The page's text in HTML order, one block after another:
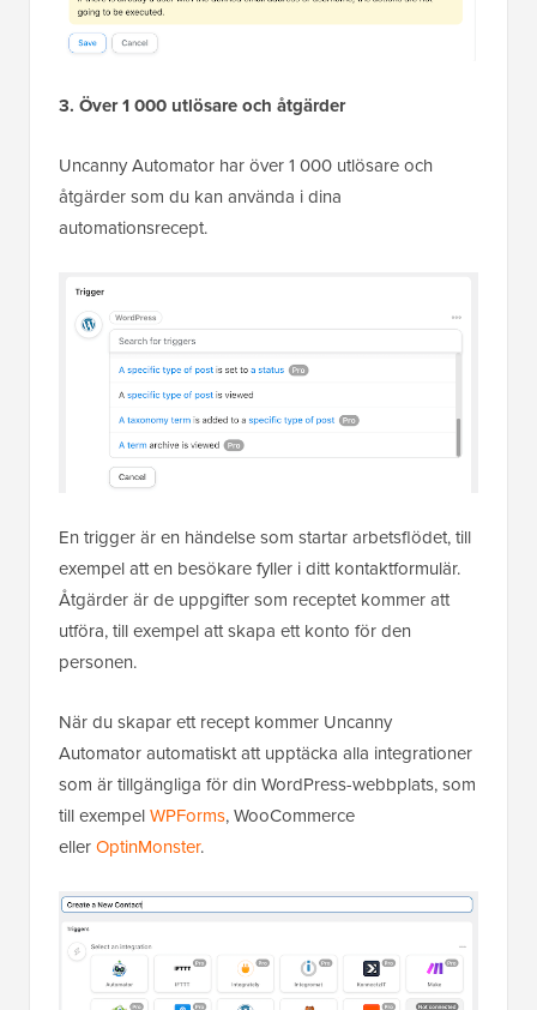
3. Över 1 000 utlösare och åtgärder
Uncanny Automator har över 1 000 utlösare och
åtgärder som du kan använda i dina
automationsrecept.
En trigger är en händelse som startar arbetsflödet, till
exempel att en besökare fyller i ditt kontaktformulär.
Åtgärder är de uppgifter som receptet kommer att
utföra, till exempel att skapa ett konto för den
personen.
När du skapar ett recept kommer Uncanny
Automator automatiskt att upptäcka alla integrationer
som är tillgängliga för din WordPress-webbplats, som
till exempelWPForms, WooCommerce
ellerOptinMonster.